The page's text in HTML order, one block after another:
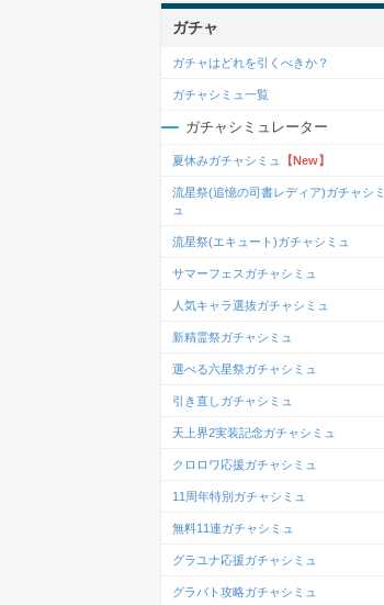
ガチャ
ガチャはどれを引くべきか？
ガチャシミュ一覧
ガチャシミュレーター
夏休みガチャシミュ 【New】
流星祭(追憶の司書レディア)ガチャシミ
ュ
流星祭(エキュート)ガチャシミュ
サマーフェスガチャシミュ
人気キャラ選抜ガチャシミュ
新精霊祭ガチャシミュ
選べる六星祭ガチャシミュ
引き直しガチャシミュ
天上界2実装記念ガチャシミュ
クロロワ応援ガチャシミュ
11周年特別ガチャシミュ
無料11連ガチャシミュ
グラユナ応援ガチャシミュ
グラバト攻略ガチャシミュ